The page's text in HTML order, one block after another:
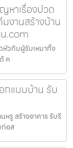
หาเรื่องปวด
งานสร้างบ้าน
.com
วกับผู้รับเหมาทิ้ง
ค
กแบบบ้าน รับ
หรู สร้างอาคาร รับรี
ก่อส